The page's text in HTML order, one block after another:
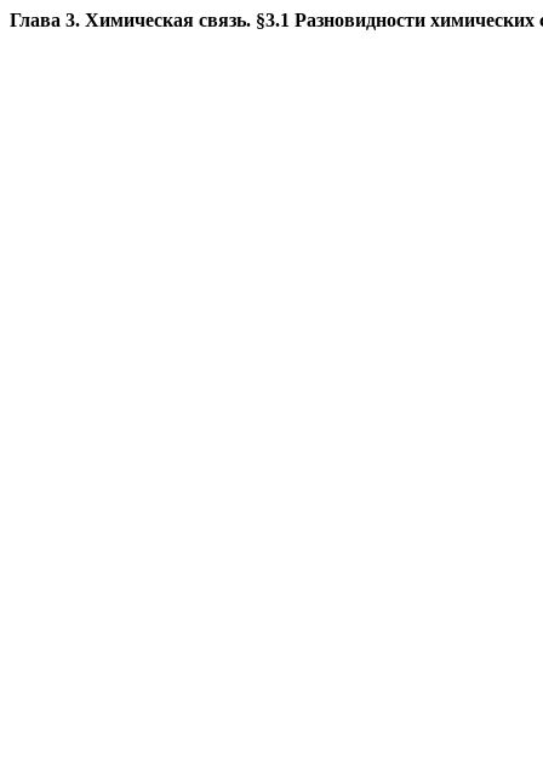
Глава 3. Химическая связь. §3.1 Разновидности химических